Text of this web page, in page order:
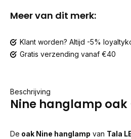
Meer van dit merk:
Klant worden? Altijd -5%
Gratis verzending vanaf €40
Beschrijving
Nine hanglamp oak
De oak Nine hanglamp van Tala